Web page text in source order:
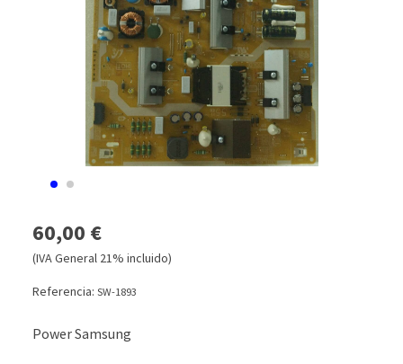
60,00 €
(IVA General 21% incluido)
Referencia: SW-1893
Power Samsung